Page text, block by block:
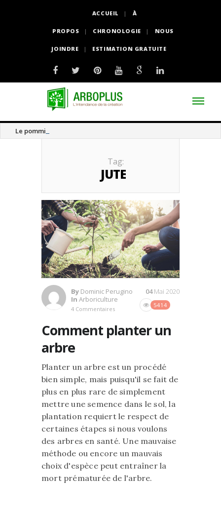
ACCUEIL À
PROPOS CHRONOLOGIE NOUS
JOINDRE ESTIMATION GRATUITE
Le pommier thé
Tag:
JUTE
By Dominic Perugino
In Arboriculture
4 Commentaires
5414
04Mai 2020
Comment planter un
arbre
Planter un arbre est un procédé
bien simple, mais puisqu'il se fait de
plus en plus rare de simplement
mettre une semence dans le sol, la
plantation requiert le respect de
certaines étapes si nous voulons
des arbres en santé. Une mauvaise
méthode ou encore un mauvais
choix d'espèce peut entraîner la
mort prématurée de l'arbre.